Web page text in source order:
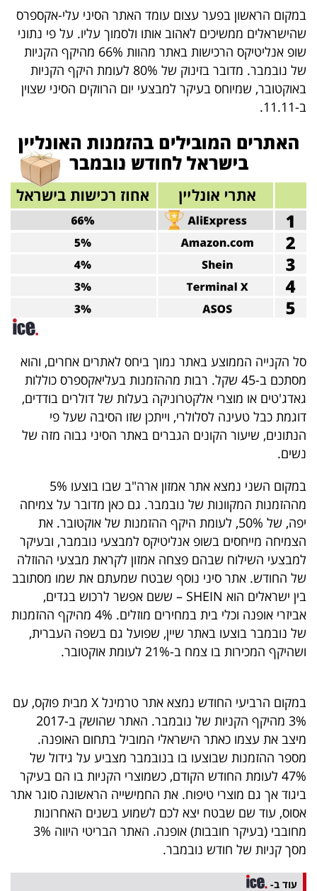
שיתופי
פעולה
דרושים
ניוזלטרים
מייל
אדום
פרסמו
באייס
במקום הראשון בפער עצום עומד האתר הסיני עלי-אקספרס
שהישראלים ממשיכים לאהוב אותו ולסמוך עליו. על פי נתוני
שופ אנליטיקס הרכישות באתר מהוות 66% מהיקף הקניות
של נובמבר. מדובר בזינוק של 80% לעומת היקף הקניות
באוקטובר, שמיוחס בעיקר למבצעי יום הרווקים הסיני שצוין
ב-11.11.
סל הקנייה הממוצע באתר נמוך ביחס לאתרים אחרים, והוא
מסתכם ב-45 שקל. רבות מההזמנות בעליאקספרס כוללות
גאדג'טים או מוצרי אלקטרוניקה בעלות של דולרים בודדים,
דוגמת כבל טעינה לסלולרי, וייתכן שזו הסיבה שעל פי
הנתונים, שיעור הקונים הגברים באתר הסיני גבוה מזה של
נשים.
במקום השני נמצא אתר אמזון ארה"ב שבו בוצעו 5%
מההזמנות המקוונות של נובמבר. גם כאן מדובר על צמיחה
יפה, של 50%, לעומת היקף ההזמנות של אוקטובר. את
הצמיחה מייחסים בשופ אנליטיקס למבצעי נובמבר, ובעיקר
למבצעי השילוח שבהם פצחה אמזון לקראת מבצעי ההוזלה
של החודש. אתר סיני נוסף שבטח שמעתם את שמו מסתובב
בין ישראלים הוא SHEIN – ששם אפשר לרכוש בגדים,
אביזרי אופנה וכלי בית במחירים מוזלים. 4% מהיקף ההזמנות
של נובמבר בוצעו באתר שיין, שפועל גם בשפה העברית,
ושהיקף המכירות בו צמח ב-21% לעומת אוקטובר.
במקום הרביעי החודש נמצא אתר טרמינל X מבית פוקס, עם
3% מהיקף הקניות של נובמבר. האתר שהושק ב-2017
מיצב את עצמו כאתר הישראלי המוביל בתחום האופנה.
מספר ההזמנות שבוצעו בו בנובמבר מצביע על גידול של
47% לעומת החודש הקודם, כשמוצרי הקניות בו הם בעיקר
ביגוד אך גם מוצרי טיפוח. את החמישייה הראשונה סוגר אתר
אסוס, עוד שם שבטח יצא לכם לשמוע בשנים האחרונות
מחובבי (בעיקר חובבות) אופנה. האתר הבריטי היווה 3%
מסך קניות של חודש נובמבר.
עוד ב-